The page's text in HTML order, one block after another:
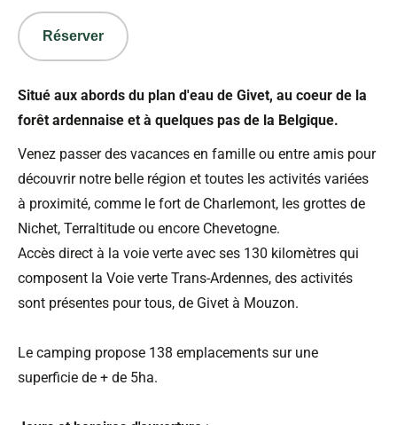
Situé aux abords du plan d'eau de Givet, au coeur de la
forêt ardennaise et à quelques pas de la Belgique.
Venez passer des vacances en famille ou entre amis pour
découvrir notre belle région et toutes les activités variées
à proximité, comme le fort de Charlemont, les grottes de
Nichet, Terraltitude ou encore Chevetogne.
Accès direct à la voie verte avec ses 130 kilomètres qui
composent la Voie verte Trans-Ardennes, des activités
sont présentes pour tous, de Givet à Mouzon.
Le camping propose 138 emplacements sur une
superficie de + de 5ha.
Réserver